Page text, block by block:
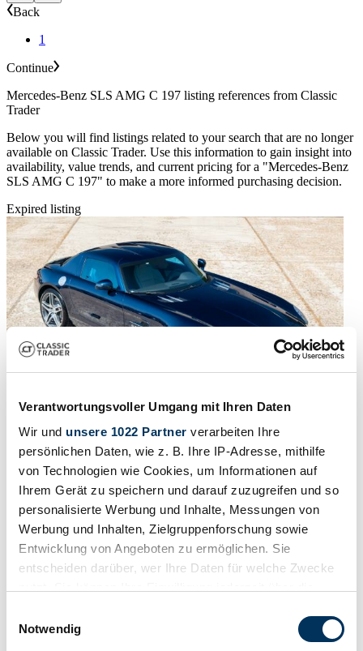
Verantwortungsvoller Umgang mit Ihren Daten
Wir und unsere 1022 Partner verarbeiten Ihre
persönlichen Daten, wie z. B. Ihre IP-Adresse, mithilfe
von Technologien wie Cookies, um Informationen auf
Ihrem Gerät zu speichern und darauf zuzugreifen und so
personalisierte Werbung und Inhalte, Messungen von
Werbung und Inhalten, Zielgruppenforschung sowie
Entwicklung von Angeboten zu ermöglichen. Sie
entscheiden darüber, wer Ihre Daten für welche Zwecke
Trigger Symbol ändern oder widerrufen
Notwendig
Back
1
Continue
Mercedes-Benz SLS AMG C 197 listing references from Classic
Trader
Below you will find listings related to your search that are no longer
available on Classic Trader. Use this information to gain insight into
availability, value trends, and current pricing for a "Mercedes-Benz
SLS AMG C 197" to make a more informed purchasing decision.
Expired listing
2010 | Mercedes-Benz SLS AMG
Only 7,133 km and still completely in its original paint | Perfect and
fully documented service history | Delivered new to Pier Silvio
Berlusconi
Price on request 2 weeks ago